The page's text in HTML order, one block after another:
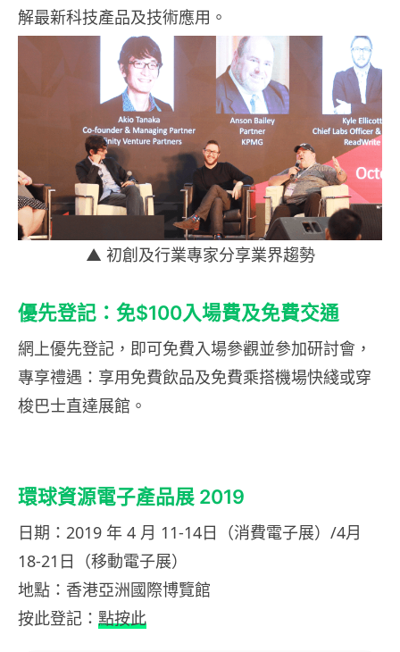
解最新科技產品及技術應用。
▲ 初創及行業專家分享業界趨勢
優先登記：免$100入場費及免費交通
網上優先登記，即可免費入場參觀並參加研討會，
專享禮遇：享用免費飲品及免費乘搭機場快綫或穿
梭巴士直達展館。
環球資源電子產品展 2019
日期：2019 年 4 月 11-14日（消費電子展）/4月
18-21日（移動電子展）
地點：香港亞洲國際博覽館
按此登記： 點按此